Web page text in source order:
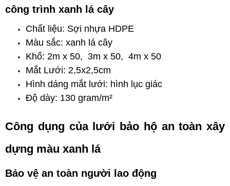
công trình xanh lá cây
Chất liệu: Sợi nhựa HDPE
Màu sắc: xanh lá cây
Khổ: 2m x 50,  3m x 50,  4m x 50
Mắt Lưới: 2,5x2,5cm
Hình dáng mắt lưới: hình lục giác
Độ dày: 130 gram/m²
Công dụng của lưới bảo hộ an toàn xây
dựng màu xanh lá
Bảo vệ an toàn người lao động